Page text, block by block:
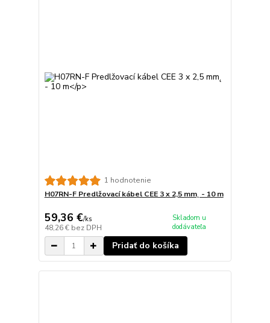
1 hodnotenie
H07RN-F Predlžovací kábel CEE 3 x 2,5 mm˛ - 10 m
59,36 €/ks
48,26 € bez DPH
Skladom u
dodávateľa
Pridať do košíka